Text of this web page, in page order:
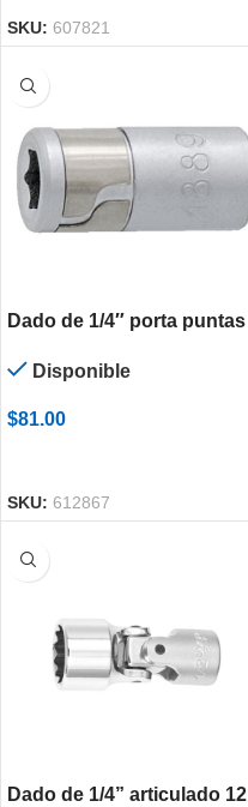
SKU: 607821
Dado de 1/4″ porta puntas
Disponible
$81.00
SKU: 612867
Dado de 1/4” articulado 12